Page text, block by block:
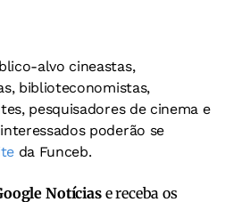
alvo cineastas,
biblioteconomistas,
pesquisadores de cinema e
poderão se
da Funceb.
Notíciase receba os